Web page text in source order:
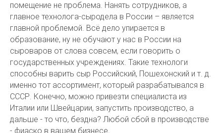
помещение не проблема. Нанять сотрудников, а
главное технолога-сыродела в России – является
главной проблемой. Всё дело упирается в
образование, ну не обучают у нас в России на
сыроваров от слова совсем, если говорить о
государственных учреждениях. Такие технологи
способны варить сыр Российский, Пошехонский и т. д.
именно тот ассортимент, который разрабатывался в
СССР. Конечно, можно привезти специалиста из
Италии или Швейцарии, запустить производство, а
дальше - то что, бездна? Любой сбой в производстве
- фиаско в вашем бизнесе.